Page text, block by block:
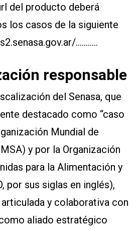
del producto deberá
los casos de la siguiente
...........
responsable
del Senasa, que
destacado como “caso
Mundial de
y por la Organización
para la Alimentación y
por sus siglas en inglés),
y colaborativa con
aliado estratégico